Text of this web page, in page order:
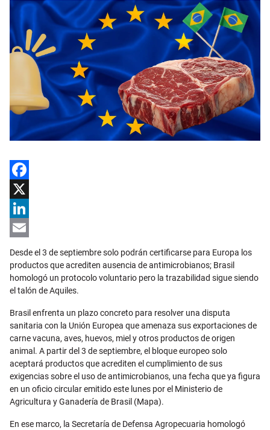
Facebook
X
LinkedIn
Email
Desde el 3 de septiembre solo podrán certificarse para Europa los
productos que acrediten ausencia de antimicrobianos; Brasil
homologó un protocolo voluntario pero la trazabilidad sigue siendo
el talón de Aquiles.
Brasil enfrenta un plazo concreto para resolver una disputa
sanitaria con la Unión Europea que amenaza sus exportaciones de
carne vacuna, aves, huevos, miel y otros productos de origen
animal. A partir del 3 de septiembre, el bloque europeo solo
aceptará productos que acrediten el cumplimiento de sus
exigencias sobre el uso de antimicrobianos, una fecha que ya figura
en un oficio circular emitido este lunes por el Ministerio de
Agricultura y Ganadería de Brasil (Mapa).
En ese marco, la Secretaría de Defensa Agropecuaria homologó